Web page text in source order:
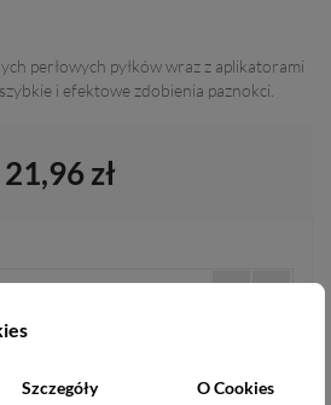
Szczegóły O Cookies
perłowych pyłków wraz z aplikatorami
i efektowe zdobienia paznokci.
21,96 zł
DO KOSZYKA